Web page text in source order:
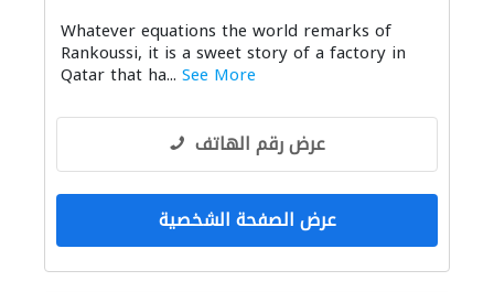
Whatever equations the world remarks of
Rankoussi, it is a sweet story of a factory in
Qatar that ha... See More
عرض رقم الهاتف
عرض الصفحة الشخصية